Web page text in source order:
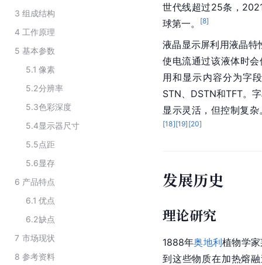
3 组成结构
4 工作原理
5 基本参数
5.1 像素
5.2分辨率
5.3色彩深度
5.4显示器尺寸
5.5点距
5.6显存
6 产品特点
6.1 优点
6.2缺点
7 市场现状
8 参考资料
世代线超过25条，
球第一。
[8]
液晶 显示屏利用液晶
使电流通过该液体时
用和显示内容分为字
STN、DSTN和TFT。
显示灵活，但控制复
[18][19] [20]
发展历史
理论研究
1888年奥地利植物学
到这些物质在加热熔